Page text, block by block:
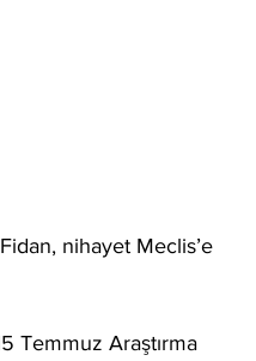
nihayet Meclis’e
Temmuz Araştırma